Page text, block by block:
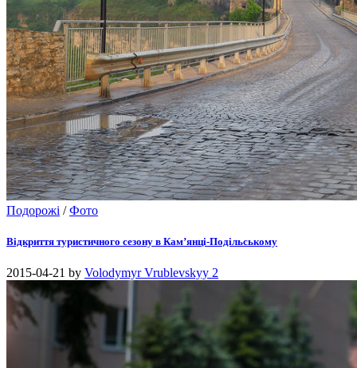
Подорожі /Фото
Відкриття туристичного сезону в Кам’янці-Подільському
2015-04-21 by Volodymyr Vrublevskyy 2